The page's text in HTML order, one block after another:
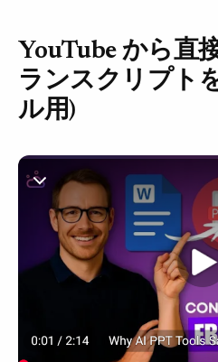
YouTube から直
ランスクリプト
ル用)